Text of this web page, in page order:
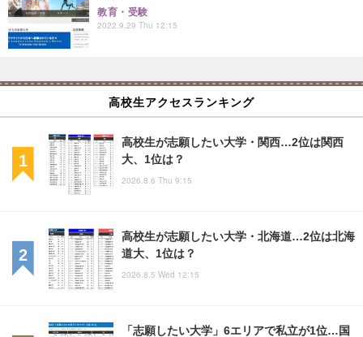
教育・受験
2022.9.29 Thu 12:15
高校生アクセスランキング
高校生が志願したい大学・関西…2位は関西
大、1位は？
2026.8.6 Thu 9:15
高校生が志願したい大学・北海道…2位は北海
道大、1位は？
2026.8.5 Wed 12:15
「志願したい大学」6エリアで私立が1位…国